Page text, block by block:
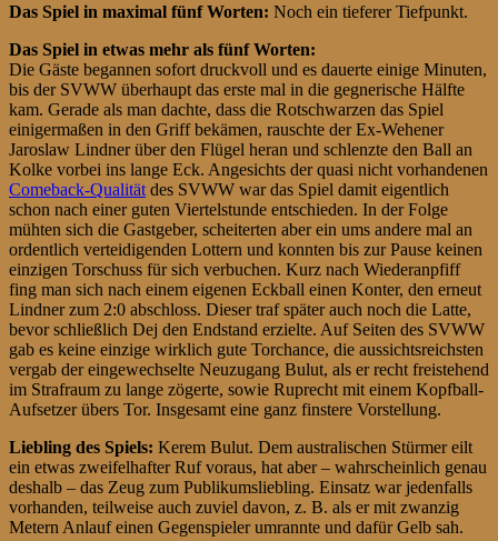
Das Spiel in maximal fünf Worten: Noch ein tieferer Tiefpunkt.
Das Spiel in etwas mehr als fünf Worten:
Die Gäste begannen sofort druckvoll und es dauerte einige Minuten,
bis der SVWW überhaupt das erste mal in die gegnerische Hälfte
kam. Gerade als man dachte, dass die Rotschwarzen das Spiel
einigermaßen in den Griff bekämen, rauschte der Ex-Wehener
Jaroslaw Lindner über den Flügel heran und schlenzte den Ball an
Kolke vorbei ins lange Eck. Angesichts der quasi nicht vorhandenen
Comeback-Qualität des SVWW war das Spiel damit eigentlich
schon nach einer guten Viertelstunde entschieden. In der Folge
mühten sich die Gastgeber, scheiterten aber ein ums andere mal an
ordentlich verteidigenden Lottern und konnten bis zur Pause keinen
einzigen Torschuss für sich verbuchen. Kurz nach Wiederanpfiff
fing man sich nach einem eigenen Eckball einen Konter, den erneut
Lindner zum 2:0 abschloss. Dieser traf später auch noch die Latte,
bevor schließlich Dej den Endstand erzielte. Auf Seiten des SVWW
gab es keine einzige wirklich gute Torchance, die aussichtsreichsten
vergab der eingewechselte Neuzugang Bulut, als er recht freistehend
im Strafraum zu lange zögerte, sowie Ruprecht mit einem Kopfball-
Aufsetzer übers Tor. Insgesamt eine ganz finstere Vorstellung.
Liebling des Spiels: Kerem Bulut. Dem australischen Stürmer eilt
ein etwas zweifelhafter Ruf voraus, hat aber – wahrscheinlich genau
deshalb – das Zeug zum Publikumsliebling. Einsatz war jedenfalls
vorhanden, teilweise auch zuviel davon, z. B. als er mit zwanzig
Metern Anlauf einen Gegenspieler umrannte und dafür Gelb sah.